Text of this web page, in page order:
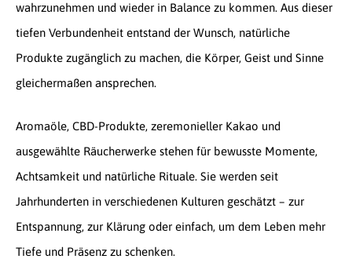
wahrzunehmen und wieder in Balance zu kommen. Aus dieser
tiefen Verbundenheit entstand der Wunsch, natürliche
Produkte zugänglich zu machen, die Körper, Geist und Sinne
gleichermaßen ansprechen.
Aromaöle, CBD-Produkte, zeremonieller Kakao und
ausgewählte Räucherwerke stehen für bewusste Momente,
Achtsamkeit und natürliche Rituale. Sie werden seit
Jahrhunderten in verschiedenen Kulturen geschätzt – zur
Entspannung, zur Klärung oder einfach, um dem Leben mehr
Tiefe und Präsenz zu schenken.